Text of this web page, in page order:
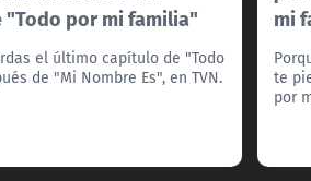
por mi familia"
el último capítulo de "Todo
de "Mi Nombre Es", en TVN.
mi
te
por